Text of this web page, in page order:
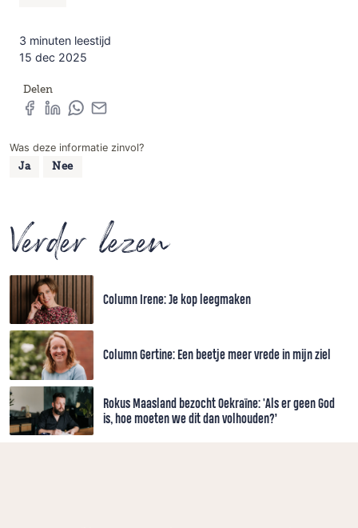
3 minuten leestijd
15 dec 2025
Delen
Was deze informatie zinvol?
Ja Nee
Verder lezen
Column Irene: Je kop leegmaken
Column Gertine: Een beetje meer vrede in mijn ziel
Rokus Maasland bezocht Oekraïne: 'Als er geen God
is, hoe moeten we dit dan volhouden?’